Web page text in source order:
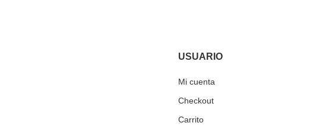
USUARIO
Mi cuenta
Checkout
Carrito